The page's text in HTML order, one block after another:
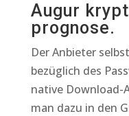
Augur
prognose.
Der Anbieter
bezüglich des
native Download-
man dazu in den